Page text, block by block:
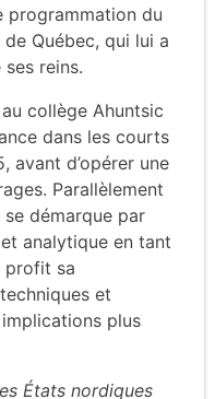
programmation du
Québec, qui lui a
reins.
collège Ahuntsic
dans les courts
avant d’opérer une
Parallèlement
démarque par
analytique en tant
profit sa
et
plus
États nordiques